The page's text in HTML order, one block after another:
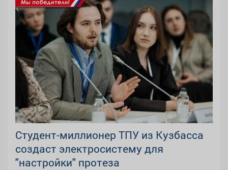
Обучение Проекты
Поздравления Погода
ТВ программа Я - пенсионер
Студент-миллионер ТПУ из Кузбасса
создаст электросистему для
"настройки" протеза